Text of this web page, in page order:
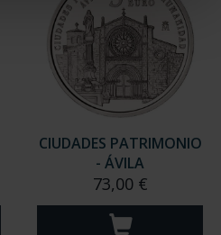
CIUDADES PATRIMONIO
- ÁVILA
73,00 €